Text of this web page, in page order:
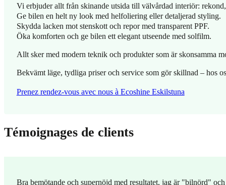
Vi erbjuder allt från skinande utsida till välvårdad interiör:
Ge bilen en helt ny look med helfoliering eller detaljerad styling.
Skydda lacken mot stenskott och repor med transparent PPF.
Öka komforten och ge bilen ett elegant utseende med solfilm.
Allt sker med modern teknik och produkter som är skonsamma
Bekvämt läge, tydliga priser och service som gör skillnad – hos
Prenez rendez-vous avec nous à Ecoshine Eskilstuna
Témoignages de clients
Bra bemötande och supernöjd med resultatet, jag är "bilnörd"